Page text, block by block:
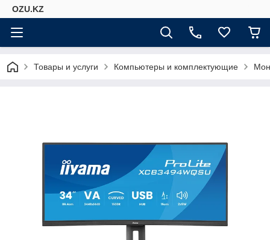
OZU.KZ
Товары и услуги Компьютеры и комплектующие